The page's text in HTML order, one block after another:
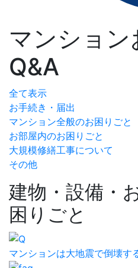
マンション
Q&A
全て表示
お手続き・届出
マンション全般のお困りごと
お部屋内のお困りごと
大規模修繕工事について
その他
建物・設備・
困りごと
マンションは大地震で倒壊す